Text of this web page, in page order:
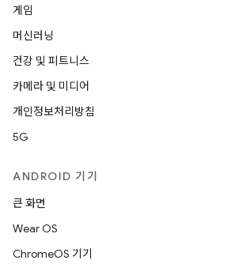
게임
머신러닝
건강 및 피트니스
카메라 및 미디어
개인정보처리방침
5G
ANDROID 기기
큰 화면
Wear OS
ChromeOS 기기